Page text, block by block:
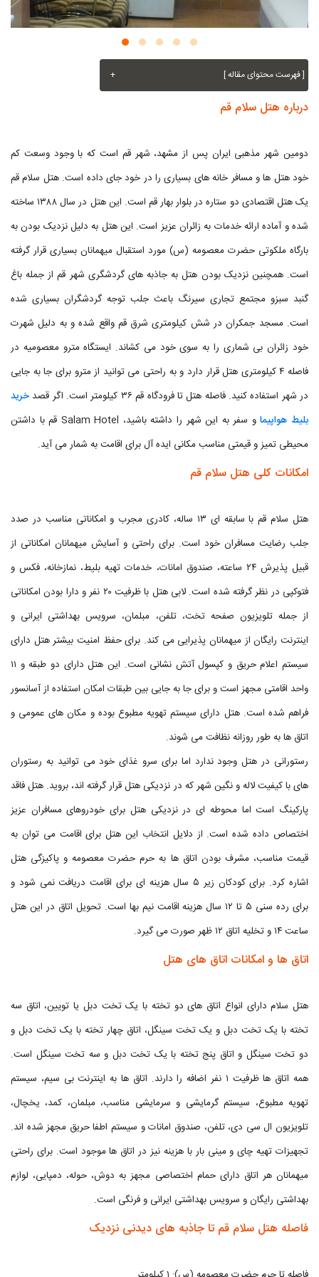
[ فهرست محتوای مقاله ] +
درباره هتل سلام قم
دومین شهر مذهبی ایران پس از مشهد، شهر قم است که با وجود وسعت کم
خود هتل ها و مسافر خانه های بسیاری را در خود جای داده است. هتل سلام قم
یک هتل اقتصادی دو ستاره در بلوار بهار قم است. این هتل در سال ۱۳۸۸ ساخته
شده و آماده ارائه خدمات به زائران عزیز است. این هتل به دلیل نزدیک بودن به
بارگاه ملکوتی حضرت معصومه (س) مورد استقبال میهمانان بسیاری قرار گرفته
است. همچنین نزدیک بودن هتل به جاذبه های گردشگری شهر قم از جمله باغ
گنبد سبزو مجتمع تجاری سیرنگ باعث جلب توجه گردشگران بسیاری شده
است. مسجد جمکران در شش کیلومتری شرق قم واقع شده و به دلیل شهرت
خود زائران بی شماری را به سوی خود می کشاند. ایستگاه مترو معصومیه در
فاصله ۴ کیلومتری هتل قرار دارد و به راحتی می توانید از مترو برای جا به جایی
در شهر استفاده کنید. فاصله هتل تا فرودگاه قم ۳۶ کیلومتر است. اگر قصد
خرید
بلیط هواپیما
و سفر به این شهر را داشته باشید، Salam Hotel قم با داشتن
محیطی تمیز و قیمتی مناسب مکانی ایده آل برای اقامت به شمار می آید.
امکانات کلی هتل سلام قم
هتل سلام قم با سابقه ای ۱۳ ساله، کادری مجرب و امکاناتی مناسب در صدد
جلب رضایت مسافران خود است. برای راحتی و آسایش میهمانان امکاناتی از
قبیل پذیرش ۲۴ ساعته، صندوق امانات، خدمات تهیه بلیط، نمازخانه، فکس و
فتوکپی در نظر گرفته شده است. لابی هتل با ظرفیت ۲۰ نفر و دارا بودن امکاناتی
از جمله تلویزیون صفحه تخت، تلفن، مبلمان، سرویس بهداشتی ایرانی و
اینترنت رایگان از میهمانان پذیرایی می کند. برای حفظ امنیت بیشتر هتل دارای
سیستم اعلام حریق و کپسول آتش نشانی است. این هتل دارای دو طبقه و ۱۱
واحد اقامتی مجهز است و برای جا به جایی بین طبقات امکان استفاده از آسانسور
فراهم شده است. هتل دارای سیستم تهویه مطبوع بوده و مکان های عمومی و
اتاق ها به طور روزانه نظافت می شوند.
رستورانی در هتل وجود ندارد اما برای سرو غذای خود می توانید به رستوران
های با کیفیت لاله و نگین شهر که در نزدیکی هتل قرار گرفته اند، بروید. هتل فاقد
پارکینگ است اما محوطه ای در نزدیکی هتل برای خودروهای مسافران عزیز
اختصاص داده شده است. از دلایل انتخاب این هتل برای اقامت می توان به
قیمت مناسب، مشرف بودن اتاق ها به حرم حضرت معصومه و پاکیزگی هتل
اشاره کرد. برای کودکان زیر ۵ سال هزینه ای برای اقامت دریافت نمی شود و
برای رده سنی ۵ تا ۱۲ سال هزینه اقامت نیم بها است. تحویل اتاق در این هتل
ساعت ۱۴ و تخلیه اتاق ۱۲ ظهر صورت می گیرد.
اتاق ها و امکانات اتاق های هتل
هتل سلام دارای انواع اتاق های دو تخته با یک تخت دبل یا تویین، اتاق سه
تخته با یک تخت دبل و یک تخت سینگل، اتاق چهار تخته با یک تخت دبل و
دو تخت سینگل و اتاق پنج تخته با یک تخت دبل و سه تخت سینگل است.
همه اتاق ها ظرفیت ۱ نفر اضافه را دارند. اتاق ها به اینترنت بی سیم، سیستم
تهویه مطبوع، سیستم گرمایشی و سرمایشی مناسب، مبلمان، کمد، یخچال،
تلویزیون ال سی دی، تلفن، صندوق امانات و سیستم اطفا حریق مجهز شده اند.
تجهیزات تهیه چای و مینی بار با هزینه نیز در اتاق ها موجود است. برای راحتی
میهمانان هر اتاق دارای حمام اختصاصی مجهز به دوش، حوله، دمپایی، لوازم
بهداشتی رایگان و سرویس بهداشتی ایرانی و فرنگی است.
فاصله هتل سلام قم تا جاذبه های دیدنی نزدیک